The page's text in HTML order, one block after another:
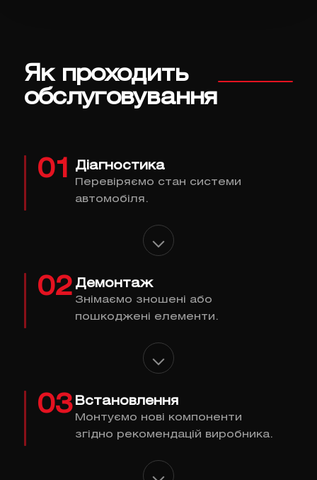
Як проходить
обслуговування
01 Діагностика
Перевіряємо стан системи
автомобіля.
02 Демонтаж
Знімаємо зношені або
пошкоджені елементи.
03 Встановлення
Монтуємо нові компоненти
згідно рекомендацій виробника.